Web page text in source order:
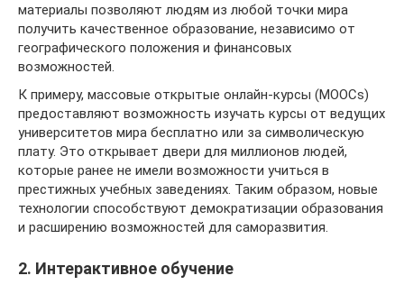
материалы позволяют людям из любой точки мира
получить качественное образование, независимо от
географического положения и финансовых
возможностей.
К примеру, массовые открытые онлайн-курсы (MOOCs)
предоставляют возможность изучать курсы от ведущих
университетов мира бесплатно или за символическую
плату. Это открывает двери для миллионов людей,
которые ранее не имели возможности учиться в
престижных учебных заведениях. Таким образом, новые
технологии способствуют демократизации образования
и расширению возможностей для саморазвития.
2. Интерактивное обучение